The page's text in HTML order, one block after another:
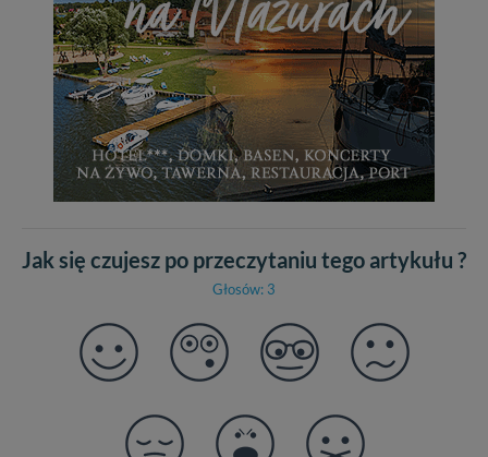
Jak się czujesz po przeczytaniu tego artykułu ?
Głosów: 3